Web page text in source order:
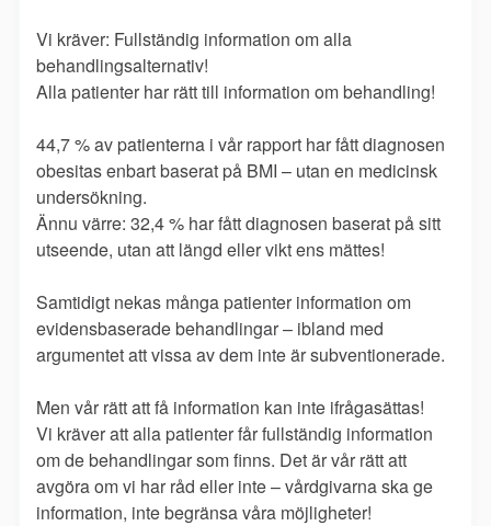
Vi kräver: Fullständig information om alla
behandlingsalternativ!
Alla patienter har rätt till information om behandling!
44,7 % av patienterna i vår rapport har fått diagnosen
obesitas enbart baserat på BMI – utan en medicinsk
undersökning.
Ännu värre: 32,4 % har fått diagnosen baserat på sitt
utseende, utan att längd eller vikt ens mättes!
Samtidigt nekas många patienter information om
evidensbaserade behandlingar – ibland med
argumentet att vissa av dem inte är subventionerade.
Men vår rätt att få information kan inte ifrågasättas!
Vi kräver att alla patienter får fullständig information
om de behandlingar som finns. Det är vår rätt att
avgöra om vi har råd eller inte – vårdgivarna ska ge
information, inte begränsa våra möjligheter!